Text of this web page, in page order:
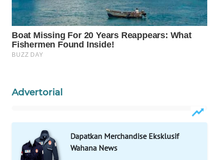
Advertorial
Dapatkan Merchandise Eksklusif
Wahana News
WAHANANEWS
CO ID
WAHANANEWS
NET
SPORT
UMKM
WAHANA